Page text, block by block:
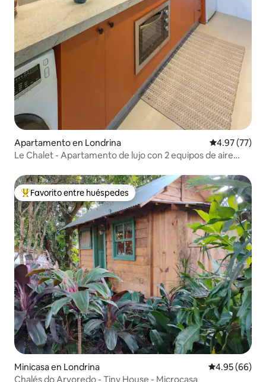
Apartamento en Londrina Calificación
4.97 (77)
Le Chalet - Apartamento de lujo con 2 equipos de aire
Favorito entre huéspedes preferido
Favorito entre huéspedes
Minicasa en Londrina Calificación
4.95 (66)
Chalés do Arvoredo - Tiny House - Microcasa